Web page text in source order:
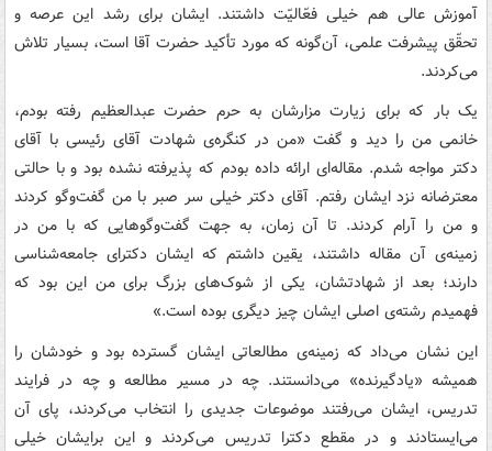
آموزش عالی هم خیلی فعّالیّت داشتند. ایشان برای رشد این عرصه و
تحقّق پیشرفت علمی، آن‌گونه که مورد تأکید حضرت آقا است، بسیار تلاش
می‌کردند.
یک بار که برای زیارت مزارشان به حرم حضرت عبدالعظیم رفته بودم،
خانمی من را دید و گفت «من در کنگره‌ی شهادت آقای رئیسی با آقای
دکتر مواجه شدم. مقاله‌ای ارائه داده بودم که پذیرفته نشده بود و با حالتی
معترضانه نزد ایشان رفتم. آقای دکتر خیلی سر صبر با من گفت‌وگو کردند
و من را آرام کردند. تا آن زمان، به جهت گفت‌وگوهایی که با من در
زمینه‌ی آن مقاله داشتند، یقین داشتم که ایشان دکترای جامعه‌شناسی
دارند؛ بعد از شهادتشان، یکی از شوک‌های بزرگ برای من این بود که
فهمیدم رشته‌ی اصلی ایشان چیز دیگری بوده است.»
این نشان می‌داد که زمینه‌ی مطالعاتی ایشان گسترده بود و خودشان را
همیشه «یادگیرنده» می‌دانستند. چه در مسیر مطالعه و چه در فرایند
تدریس، ایشان می‌رفتند موضوعات جدیدی را انتخاب می‌کردند، پای آن
می‌ایستادند و در مقطع دکترا تدریس می‌کردند و این برایشان خیلی